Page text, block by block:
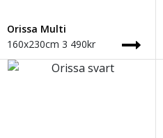
Orissa Multi
160x230cm 3 490kr